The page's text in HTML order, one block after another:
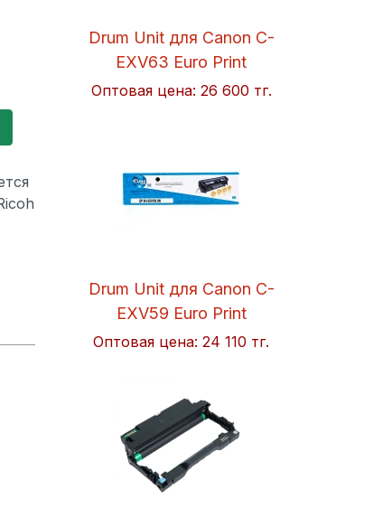
Drum Unit для Canon C-
EXV63 Euro Print
Оптовая цена: 26 600 тг.
Drum Unit для Canon C-
EXV59 Euro Print
Оптовая цена:24 110 тг.